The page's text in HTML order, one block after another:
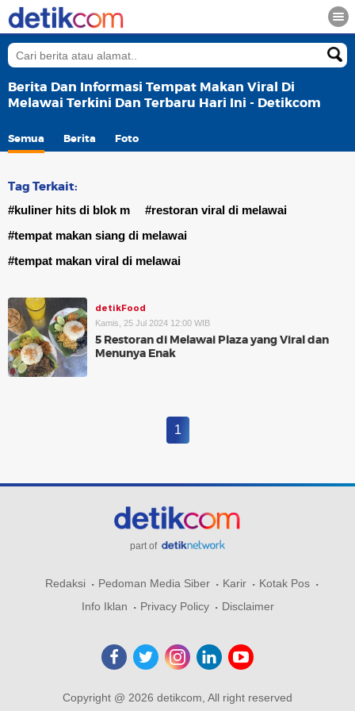
Berita Dan Informasi Tempat Makan Viral Di
Melawai Terkini Dan Terbaru Hari Ini - Detikcom
Semua Berita Foto
Tag Terkait:
#kuliner hits di blok m
#restoran viral di melawai
#tempat makan siang di melawai
#tempat makan viral di melawai
detikFood
Kamis, 25 Jul 2024 12:00 WIB
5 Restoran di Melawai Plaza yang Viral dan
Menunya Enak
1
part of
Redaksi Pedoman Media Siber Karir
Kotak Pos
Info Iklan
Privacy Policy Disclaimer
Copyright @ 2026 detikcom, All right reserved